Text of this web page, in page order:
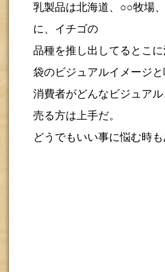
乳製品は北海道、○○牧場
に、イチゴの
品種を推し出してるとこ
袋のビジュアルイメージ
消費者がどんなビジュア
売る方は上手だ。
どうでもいい事に悩む時も